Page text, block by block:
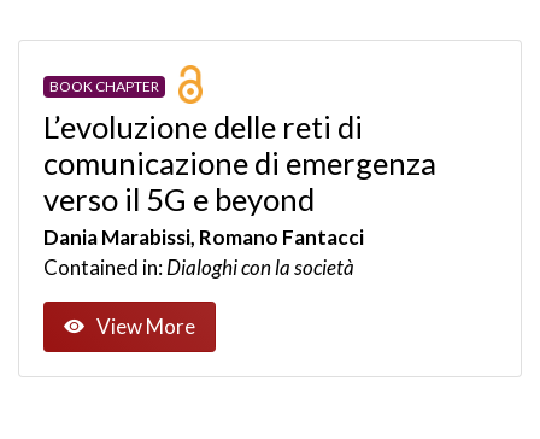
BOOK CHAPTER
L’evoluzione delle reti di
comunicazione di emergenza
verso il 5G e beyond
Dania Marabissi, Romano Fantacci
Contained in:Dialoghi con la società
View More